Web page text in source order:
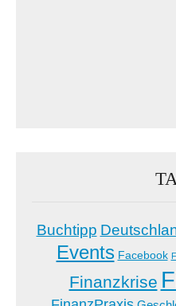
Buchtipp
Events Facebook
Finanzkrise